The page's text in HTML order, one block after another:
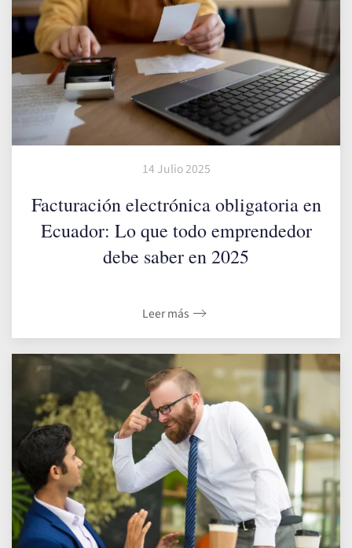
14 Julio 2025
Facturación electrónica obligatoria en
Ecuador: Lo que todo emprendedor
debe saber en 2025
Leer más